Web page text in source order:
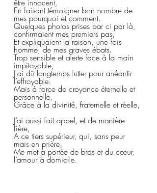
être innocent,
En faisant témoigner bon nombre de
mes pourquoi et comment.
Quelques photos prises par ci par là,
confirmaient mes premiers pas,
Et expliquaient la raison, une fois
homme, de mes graves ébats.
Trop sensible et alerte face à la main
impitoyable,
J'ai dû longtemps lutter pour anéantir
l’effroyable.
Mais à force de croyance éternelle et
personnelle,
Grâce à la divinité, fraternelle et réelle,
J’ai aussi fait appel, et de manière
fière,
A ce tiers supérieur, qui, sans peur
mais en prière,
Me met à portée de bras et du cœur,
l’amour à domicile.